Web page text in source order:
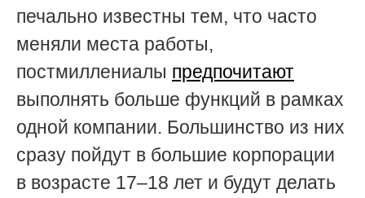
печально известны тем, что часто
меняли места работы,
постмиллениалы предпочитают
выполнять больше функций в рамках
одной компании. Большинство из них
сразу пойдут в большие корпорации
в возрасте 17–18 лет и будут делать